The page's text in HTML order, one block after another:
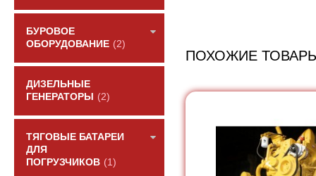
БУРОВОЕ
ОБОРУДОВАНИЕ (2)
ДИЗЕЛЬНЫЕ
ГЕНЕРАТОРЫ
(2)
ТЯГОВЫЕ БАТАРЕИ
ДЛЯ
ПОГРУЗЧИКОВ (1)
ПОХОЖИЕ